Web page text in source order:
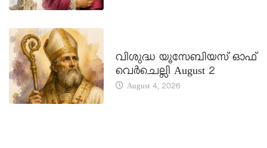
വിശുദ്ധ യൂസേബിയസ് ഓഫ്
വെർചെല്ലി August 2
August 4, 2026